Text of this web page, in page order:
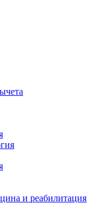
и реабилитация